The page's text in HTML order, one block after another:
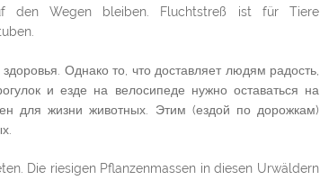
den Wegen bleiben. Fluchtstreß ist für Tiere
Однако то, что доставляет людям радость,
и езде на велосипеде нужно оставаться на
для жизни животных. Этим (ездой по дорожкам)
Die riesigen Pflanzenmassen in diesen Urwäldern